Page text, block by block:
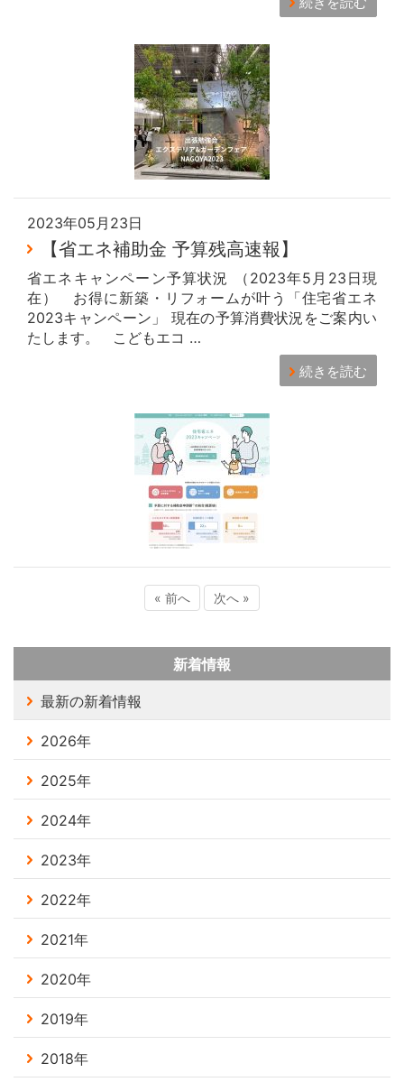
2023年05月23日
【省エネ補助金 予算残高速報】
省エネキャンペーン予算状況 （2023年5月23日現
在） お得に新築・リフォームが叶う「住宅省エネ
2023キャンペーン」 現在の予算消費状況をご案内い
たします。 こどもエコ …
続きを読む
« 前へ 次へ »
新着情報
最新の新着情報
2026年
2025年
2024年
2023年
2022年
2021年
2020年
2019年
2018年